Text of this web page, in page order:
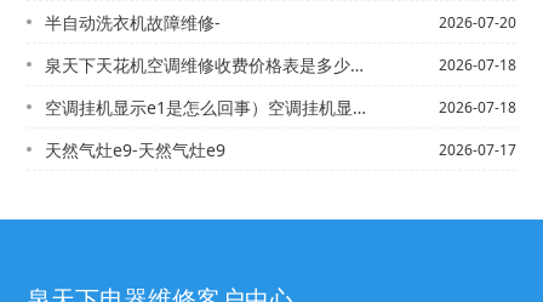
半自动洗衣机故障维修- 2026-07-20
泉天下天花机空调维修收费价格表是多少#泉天下全国售后维修电话最新版本 2026-07-18
空调挂机显示e1是怎么回事）空调挂机显示e1是怎么回事已更新 2026-07-18
天然气灶e9-天然气灶e9 2026-07-17